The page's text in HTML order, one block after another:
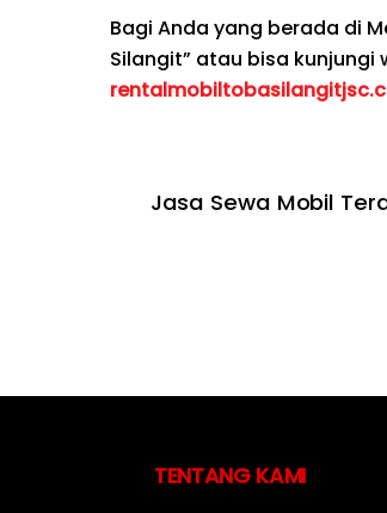
Bagi Anda yang berada di
Silangit” atau bisa
Jasa Sewa Mobil
TENTANG KAMI